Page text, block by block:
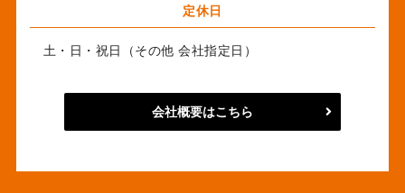
定休日
土・日・祝日（その他 会社指定日）
会社概要はこちら